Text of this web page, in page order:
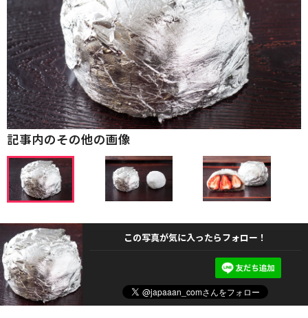
記事内のその他の画像
この写真が気に入ったらフォロー！